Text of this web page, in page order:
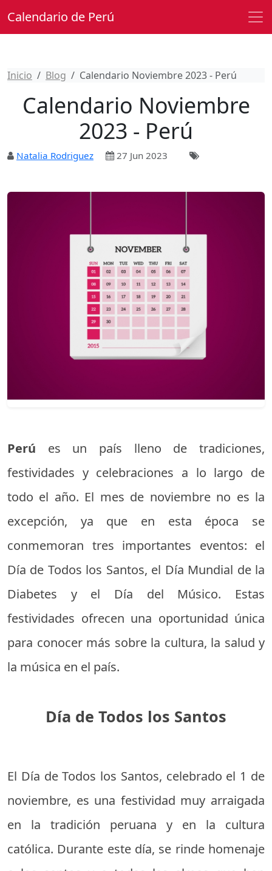
Calendario de Perú
Inicio Blog Calendario Noviembre 2023 - Perú
Calendario Noviembre
2023 - Perú
Natalia Rodriguez 27 Jun 2023
Perú es un país lleno de tradiciones,
festividades y celebraciones a lo largo de
todo el año. El mes de noviembre no es la
excepción, ya que en esta época se
conmemoran tres importantes eventos: el
Día de Todos los Santos, el Día Mundial de la
Diabetes y el Día del Músico. Estas
festividades ofrecen una oportunidad única
para conocer más sobre la cultura, la salud y
la música en el país.
Día de Todos los Santos
El Día de Todos los Santos, celebrado el 1 de
noviembre, es una festividad muy arraigada
en la tradición peruana y en la cultura
católica. Durante este día, se rinde homenaje